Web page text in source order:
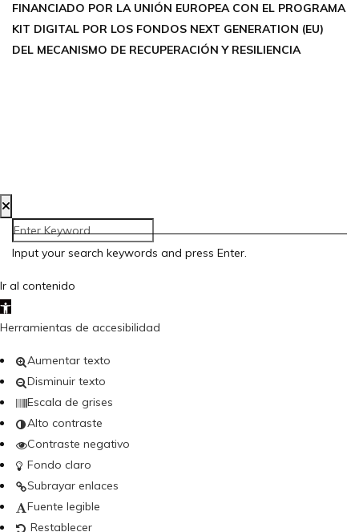
FINANCIADO POR LA UNIÓN EUROPEA CON EL PROGRAMA
KIT DIGITAL POR LOS FONDOS NEXT GENERATION (EU)
DEL MECANISMO DE RECUPERACIÓN Y RESILIENCIA
Input your search keywords and press Enter.
Ir al contenido
Abrir barra de herramientas
Herramientas de accesibilidad
Aumentar texto
Disminuir texto
Escala de grises
Alto contraste
Contraste negativo
Fondo claro
Subrayar enlaces
Fuente legible
Restablecer